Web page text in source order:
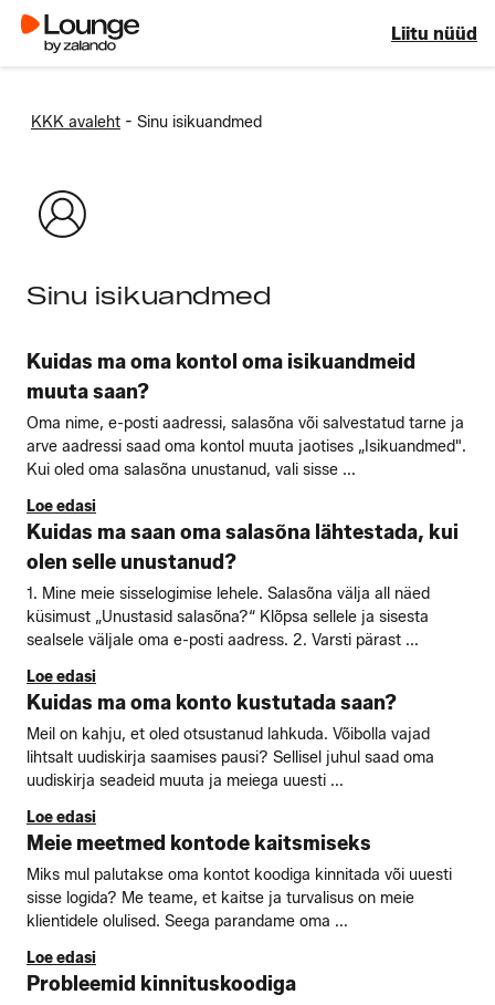
Liitu nüüd
KKK avaleht - Sinu isikuandmed
Sinu isikuandmed
Kuidas ma oma kontol oma isikuandmeid
muuta saan?
Oma nime, e-posti aadressi, salasõna või salvestatud tarne ja
arve aadressi saad oma kontol muuta jaotises „Isikuandmed".
Kui oled oma salasõna unustanud, vali sisse ...
Loe edasi
Kuidas ma saan oma salasõna lähtestada, kui
olen selle unustanud?
1. Mine meie sisselogimise lehele. Salasõna välja all näed
küsimust „Unustasid salasõna?“ Klõpsa sellele ja sisesta
sealsele väljale oma e-posti aadress. 2. Varsti pärast ...
Loe edasi
Kuidas ma oma konto kustutada saan?
Meil on kahju, et oled otsustanud lahkuda. Võibolla vajad
lihtsalt uudiskirja saamises pausi? Sellisel juhul saad oma
uudiskirja seadeid muuta ja meiega uuesti ...
Loe edasi
Meie meetmed kontode kaitsmiseks
Miks mul palutakse oma kontot koodiga kinnitada või uuesti
sisse logida? Me teame, et kaitse ja turvalisus on meie
klientidele olulised. Seega parandame oma ...
Loe edasi
Probleemid kinnituskoodiga